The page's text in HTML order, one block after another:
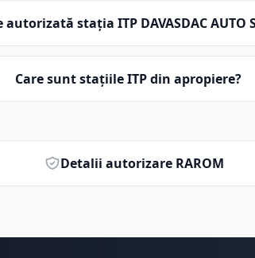
autorizată stația ITP DAVASDAC AUTO
Care sunt stațiile ITP din apropiere?
Detalii autorizare RAROM